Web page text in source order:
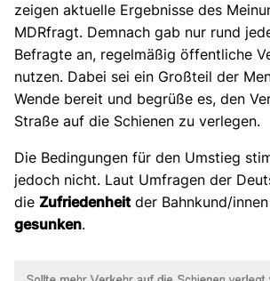
zeigen aktuelle Ergebnisse des
MDRfragt. Demnach gab nur rund
Befragte an, regelmäßig öffentliche
nutzen. Dabei sei ein Großteil der
Wende bereit und begrüße es, den
Straße auf die Schienen zu verlegen.
Die Bedingungen für den Umstieg
jedoch nicht. Laut Umfragen der
die Zufriedenheitder Bahnkund/
gesunken.